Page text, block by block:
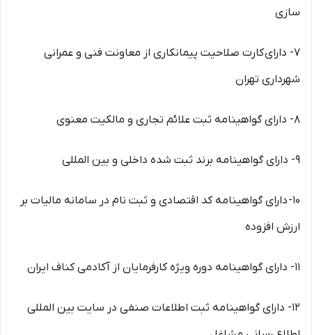
سازی
7- دارای کارت صلاحیت پیمانکاری از معاونت فنی و عمرانی
شهرداری تهران
8- دارای گواهینامه ثبت علائم تجاری و مالکیت معنوی
9- دارای گواهینامه برند ثبت شده داخلی و بین المللی
10- دارای گواهینامه کد اقتصادی و ثبت نام در سامانه مالیات بر
ارزش افزوده
11- دارای گواهینامه دوره ویژه کارفرمایان از آکادمی کناف ایران
12- دارای گواهینامه ثبت اطلاعات صنفی در سایت بین المللی